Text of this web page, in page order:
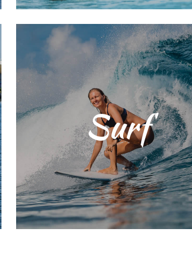
Surf
Profitez des journées de petites
vagues pour vivre votre première
expérience sur une planche. Nos
cours de surf pour débutants sont
amusants, sûrs et adaptés à tous les
âges.